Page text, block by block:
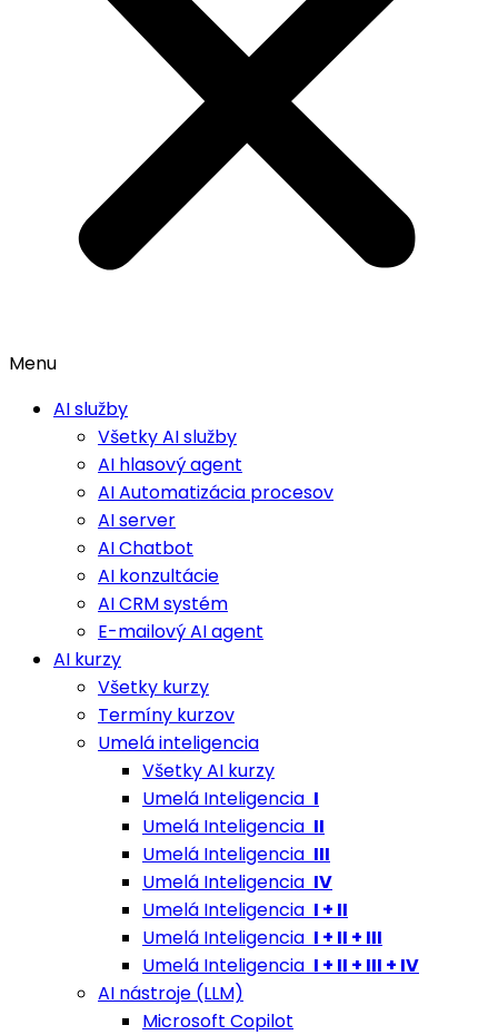
Menu
AI služby
Všetky AI služby
AI hlasový agent
AI Automatizácia procesov
AI server
AI Chatbot
AI konzultácie
AI CRM systém
E-mailový AI agent
AI kurzy
Všetky kurzy
Termíny kurzov
Umelá inteligencia
Všetky AI kurzy
Umelá Inteligencia I
Umelá Inteligencia II
Umelá Inteligencia III
Umelá Inteligencia IV
Umelá Inteligencia I + II
Umelá Inteligencia I + II + III
Umelá Inteligencia I + II + III + IV
AI nástroje (LLM)
Microsoft Copilot